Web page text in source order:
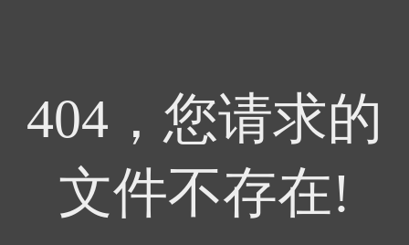
404，您请求的
文件不存在!